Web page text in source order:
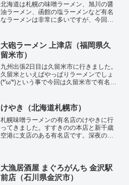
北海道は札幌の味噌ラーメン、旭川の醤
油ラーメン、函館の塩ラーメンなど有名
なラーメンは非常に多いですが、今回は
空港からもそこまで遠くないので行きや
すいお店です。
大砲ラーメン 上津店（福岡県久
留米市）
九州出張2日目は久留米市に行きました。
久留米といえばやっぱりラーメンでしょ
(*'ω'*)という事で今回は久留米市で有名な
クリーミーな豚骨の風味が感じられます
ｗｗ
けやき（北海道札幌市）
札幌味噌ラーメンの有名店のけやきに行
ってきました。すすきのの本店と新千歳
空港に支店のある有名店です。深夜の訪
大漁居酒屋 まぐろがんち 金沢駅
前店（石川県金沢市）